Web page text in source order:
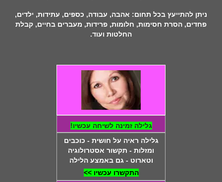
ניתן להתייעץ בכל תחום: אהבה, עבודה, כספים, עתידות, ילדים,
פחדים, הסרת חסימות, חלומות, פרידות, מעברים בחיים, קבלת
החלטות ועוד.
גלילה זמינה לשיחה עכשיו!
גלילה ראיה על חושית - כוכבים
ומזלות - תקשור אסטרולוגיה
וטארוט - גם באמצע הלילה
התקשרו עכשיו >>